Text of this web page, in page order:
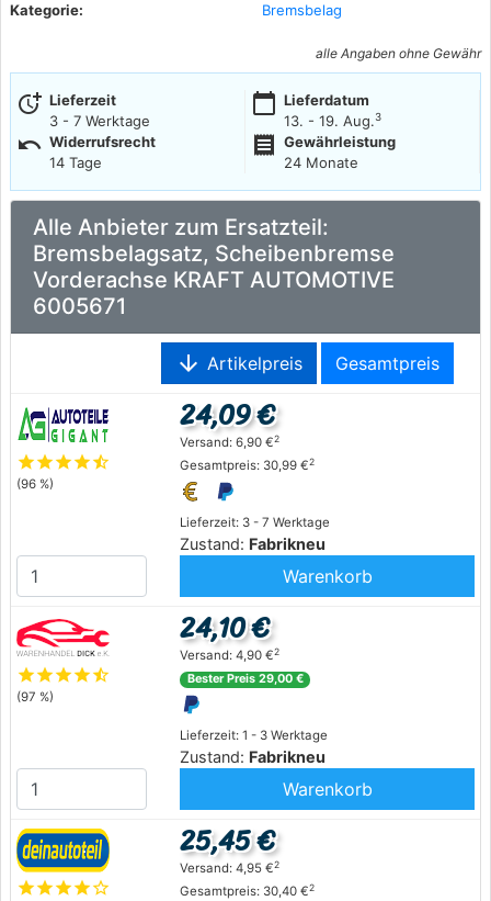
Kategorie:
Bremsbelag
alle Angaben ohne Gewähr
more_time Lieferzeit
3 - 7 Werktage
calendar_today Lieferdatum
13. - 19. Aug.3
undo Widerrufsrecht
14 Tage
receipt
Gewährleistung
24 Monate
Alle Anbieter zum Ersatzteil:
Bremsbelagsatz, Scheibenbremse
Vorderachse KRAFT AUTOMOTIVE
6005671
arrow_downward Artikelpreis Gesamtpreis
starstarstarstarstar_half
(96 %)
Lieferzeit: 3 - 7 Werktage
Zustand: Fabrikneu
24,09 €
Versand: 6,90 €2
Gesamtpreis: 30,99 €2
Warenkorb
starstarstarstarstar_half
(97 %)
Lieferzeit: 1 - 3 Werktage
Zustand: Fabrikneu
24,10 €
Versand: 4,90 €2
Bester Preis 29,00 €
Warenkorb
starstarstarstarstar_outline
25,45 €
Versand: 4,95 €2
Gesamtpreis: 30,40 €2